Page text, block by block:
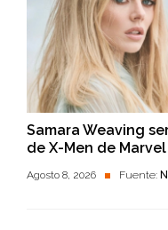
Samara Weaving
de X-Men de Marvel
Agosto 8, 2026 Fuente: